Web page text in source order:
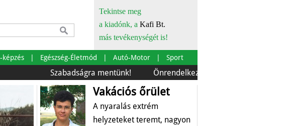
Tekintse meg
a kiadónk, a Kafi Bt.
más tevékenységét is!
képzés Egészség-Életmód Autó-Motor Sport
Szabadságra mentünk! Önrendelkezés és szürkebarát
Vakációs őrület
A nyaralás extrém
helyzeteket teremt, nagyon